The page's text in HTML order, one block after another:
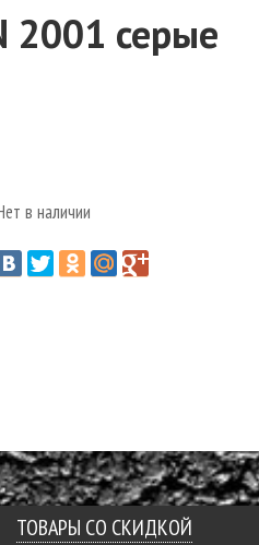
2001 серые
в наличии
ТОВАРЫ СО СКИДКОЙ